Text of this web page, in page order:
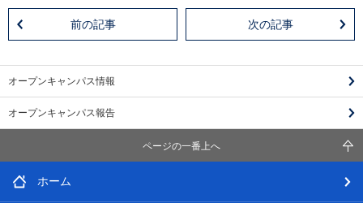
前の記事 次の記事
オープンキャンパス情報
オープンキャンパス報告
ページの一番上へ
ホーム